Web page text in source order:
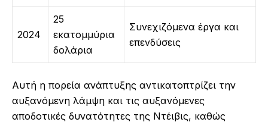
2024
25
εκατομμύρια
δολάρια
Συνεχιζόμενα έργα και
επενδύσεις
Αυτή η πορεία ανάπτυξης αντικατοπτρίζει την
αυξανόμενη λάμψη και τις αυξανόμενες
αποδοτικές δυνατότητες της Ντέιβις, καθώς